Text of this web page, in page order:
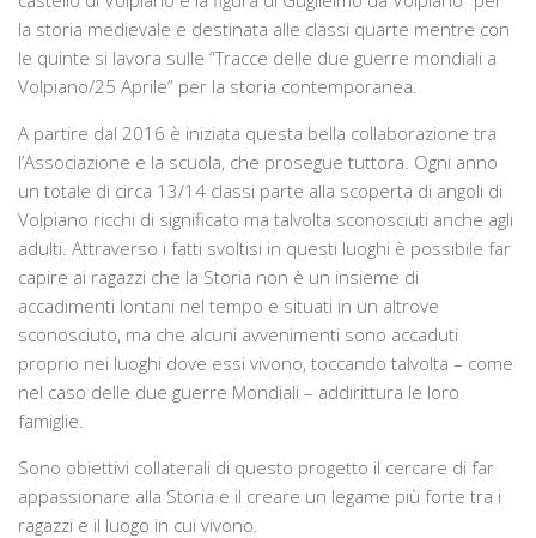
Conferenze
Mostre
Viaggi culturali
Ambiente e territorio
Catalogo biblioteca
Libri antichi
Documenti storici e cartografie
Tesi
Pubblicazioni
Galleria
Fotografie
Video
la storia medievale e destinata alle classi quarte mentre con
le quinte si lavora sulle “Tracce delle due guerre mondiali a
Volpiano/25 Aprile” per la storia contemporanea.
A partire dal 2016 è iniziata questa bella collaborazione tra
l’Associazione e la scuola, che prosegue tuttora. Ogni anno
un totale di circa 13/14 classi parte alla scoperta di angoli di
Volpiano ricchi di significato ma talvolta sconosciuti anche agli
adulti. Attraverso i fatti svoltisi in questi luoghi è possibile far
capire ai ragazzi che la Storia non è un insieme di
accadimenti lontani nel tempo e situati in un altrove
sconosciuto, ma che alcuni avvenimenti sono accaduti
proprio nei luoghi dove essi vivono, toccando talvolta – come
nel caso delle due guerre Mondiali – addirittura le loro
famiglie.
Sono obiettivi collaterali di questo progetto il cercare di far
appassionare alla Storia e il creare un legame più forte tra i
ragazzi e il luogo in cui vivono.